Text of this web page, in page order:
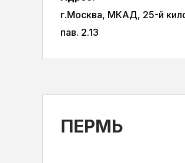
г.Москва, МКАД, 25-й
пав. 2.13
ПЕРМЬ